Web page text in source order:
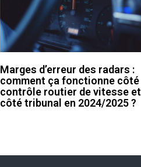
Marges d’erreur des radars :
comment ça fonctionne côté
contrôle routier de vitesse et
côté tribunal en 2024/2025 ?